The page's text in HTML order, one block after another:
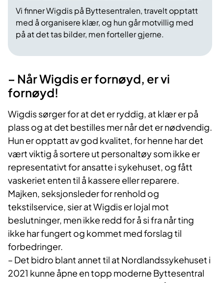
Vi finner Wigdis på Byttesentralen, travelt opptatt
med å organisere klær, og hun går motvillig med
på at det tas bilder, men forteller gjerne.
– Når Wigdis er fornøyd, er vi
fornøyd!
Wigdis sørger for at det er ryddig, at klær er på
plass og at det bestilles mer når det er nødvendig.
Hun er opptatt av god kvalitet, for henne har det
vært viktig å sortere ut personaltøy som ikke er
representativt for ansatte i sykehuset, og fått
vaskeriet enten til å kassere eller reparere.
Majken, seksjonsleder for renhold og
tekstilservice, sier at Wigdis er lojal mot
beslutninger, men ikke redd for å si fra når ting
ikke har fungert og kommet med forslag til
forbedringer.
– Det bidro blant annet til at Nordlandssykehuset i
2021 kunne åpne en topp moderne Byttesentral